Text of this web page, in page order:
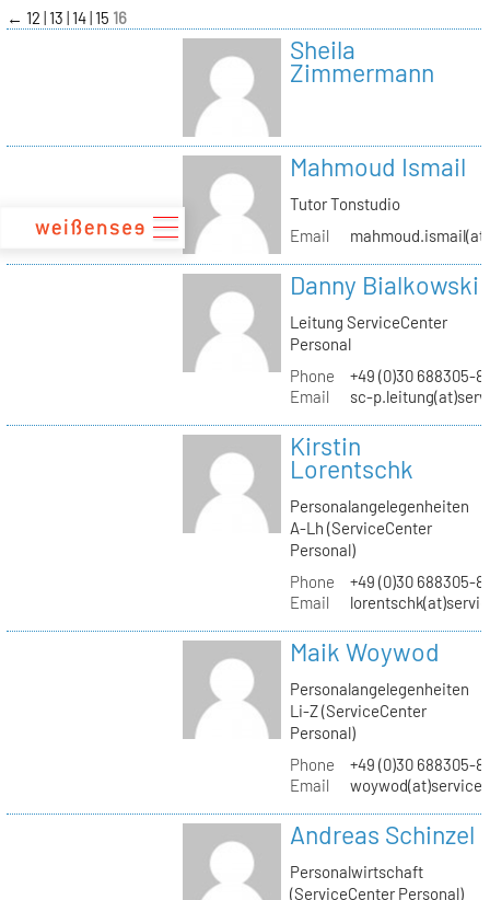
zum
Inhalt
← 12 13 14 15 16
Sheila
Zimmermann
Mahmoud Ismail
Tutor Tonstudio
Email
Danny Bialkowski
Leitung ServiceCenter
Personal
Phone
+49 (0)30 688305-
Email
sc-
Kirstin
Lorentschk
Personalangelegenheiten
A-Lh (ServiceCenter
Personal)
Phone
+49 (0)30 688305-
Email
Maik Woywod
Personalangelegenheiten
Li-Z (ServiceCenter
Personal)
Phone
+49 (0)30 688305-
Email
Andreas Schinzel
Personalwirtschaft
(ServiceCenter Personal)